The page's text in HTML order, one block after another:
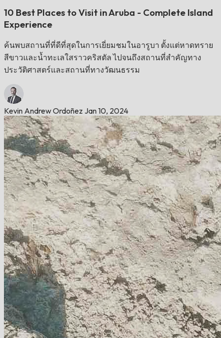
10 Best Places to Visit in Aruba - Complete Island
Experience
ค้นพบสถานที่ที่ดีที่สุดในการเยี่ยมชมในอารูบา ตั้งแต่หาดทราย
สีขาวและน้ำทะเลใสราวคริสตัล ไปจนถึงสถานที่สำคัญทาง
ประวัติศาสตร์และสถานที่ทางวัฒนธรรม
Kevin Andrew Ordoñez Jan 10, 2024